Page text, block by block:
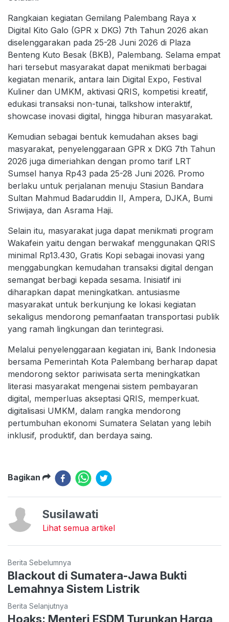
Rangkaian kegiatan Gemilang Palembang Raya x
Digital Kito Galo (GPR x DKG) 7th Tahun 2026 akan
diselenggarakan pada 25-28 Juni 2026 di Plaza
Benteng Kuto Besak (BKB), Palembang. Selama empat
hari tersebut masyarakat dapat menikmati berbagai
kegiatan menarik, antara lain Digital Expo, Festival
Kuliner dan UMKM, aktivasi QRIS, kompetisi kreatif,
edukasi transaksi non-tunai, talkshow interaktif,
showcase inovasi digital, hingga hiburan masyarakat.
Kemudian sebagai bentuk kemudahan akses bagi
masyarakat, penyelenggaraan GPR x DKG 7th Tahun
2026 juga dimeriahkan dengan promo tarif LRT
Sumsel hanya Rp43 pada 25-28 Juni 2026. Promo
berlaku untuk perjalanan menuju Stasiun Bandara
Sultan Mahmud Badaruddin II, Ampera, DJKA, Bumi
Sriwijaya, dan Asrama Haji.
Selain itu, masyarakat juga dapat menikmati program
Wakafein yaitu dengan berwakaf menggunakan QRIS
minimal Rp13.430, Gratis Kopi sebagai inovasi yang
menggabungkan kemudahan transaksi digital dengan
semangat berbagi kepada sesama. Inisiatif ini
diharapkan dapat meningkatkan. antusiasme
masyarakat untuk berkunjung ke lokasi kegiatan
sekaligus mendorong pemanfaatan transportasi publik
yang ramah lingkungan dan terintegrasi.
Melalui penyelenggaraan kegiatan ini, Bank Indonesia
bersama Pemerintah Kota Palembang berharap dapat
mendorong sektor pariwisata serta meningkatkan
literasi masyarakat mengenai sistem pembayaran
digital, memperluas akseptasi QRIS, memperkuat.
digitalisasi UMKM, dalam rangka mendorong
pertumbuhan ekonomi Sumatera Selatan yang lebih
inklusif, produktif, dan berdaya saing.
Bagikan
Susilawati
Lihat semua artikel
Berita Sebelumnya
Blackout di Sumatera-Jawa Bukti
Lemahnya Sistem Listrik
Berita Selanjutnya
Hoaks: Menteri ESDM Turunkan Harga